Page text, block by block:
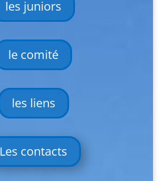
les juniors
le comité
les liens
Les contacts